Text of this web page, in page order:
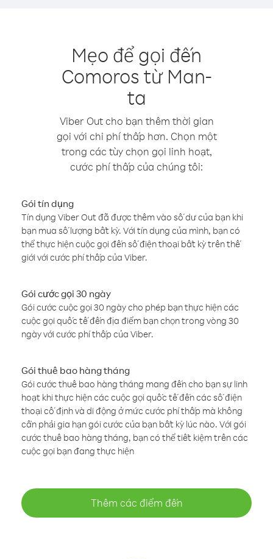
Mẹo để gọi đến
Comoros từ Man-
ta
Viber Out cho bạn thêm thời gian
gọi với chi phí thấp hơn. Chọn một
trong các tùy chọn gọi linh hoạt,
cước phí thấp của chúng tôi:
Gói tín dụng
Tín dụng Viber Out đã được thêm vào số dư của bạn khi
bạn mua số lượng bất kỳ. Với tín dụng của mình, bạn có
thể thực hiện cuộc gọi đến số điện thoại bất kỳ trên thế
giới với cước phí thấp của Viber.
Gói cước gọi 30 ngày
Gói cước cuộc gọi 30 ngày cho phép bạn thực hiện các
cuộc gọi quốc tế đến địa điểm bạn chọn trong vòng 30
ngày với cước phí thấp của Viber.
Gói thuê bao hàng tháng
Gói cước thuê bao hàng tháng mang đến cho bạn sự linh
hoạt khi thực hiện các cuộc gọi quốc tế đến các số điện
thoại cố định và di động ở mức cước phí thấp mà không
cần phải gia hạn gói cước của bạn bất kỳ lúc nào. Với gói
cước thuê bao hàng tháng, bạn có thể tiết kiệm trên các
cuộc gọi bạn đang thực hiện
Thêm các điểm đến